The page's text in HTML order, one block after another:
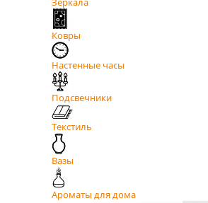
Ковры
Настенные часы
Подсвечники
Текстиль
Вазы
Ароматы для дома